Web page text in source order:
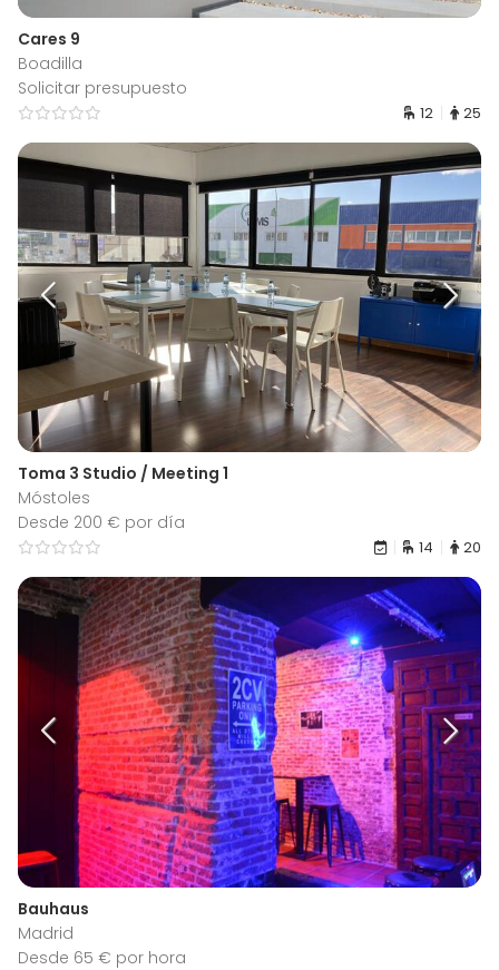
Cares 9
Boadilla
Solicitar presupuesto
12 25
Toma 3 Studio / Meeting 1
Móstoles
Desde 200 € por día
14 20
Bauhaus
Madrid
Desde 65 € por hora